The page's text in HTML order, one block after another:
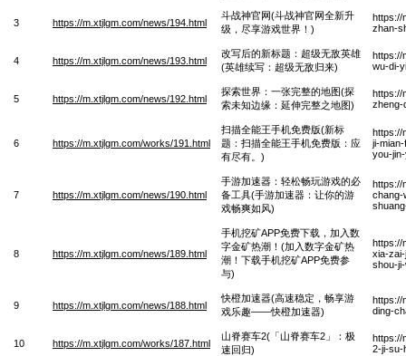
3 https://m.xtjlgm.com/news/194.html
斗战神官网(斗战神官网全新升
级，尽享游戏世界！)
https://
zhan-
4 https://m.xtjlgm.com/news/193.html
改写后的新标题：超级无敌英雄
(英雄续写：超级无敌归来)
https://
wu-di-
5 https://m.xtjlgm.com/news/192.html
探索世界：一张完整的地图(探
索未知边缘：延伸完整之地图)
https://
zheng-
6 https://m.xtjlgm.com/works/191.html
扫描全能王手机免费版(新标
题：扫描全能王手机免费版：应
有尽有。)
https://
ji-
you-
7 https://m.xtjlgm.com/news/190.html
手游加速器：轻松畅玩游戏的必
备工具(手游加速器：让你的游
戏畅爽如风)
https://
chang-
8 https://m.xtjlgm.com/news/189.html
手机挖矿APP免费下载，加入数
字金矿热潮！(加入数字金矿热
潮！下载手机挖矿APP免费参
与)
https://
xia-
shou-
9 https://m.xtjlgm.com/news/188.html
快橙加速器(高速稳定，畅享游
戏乐趣——快橙加速器)
https://
ding-
10 https://m.xtjlgm.com/works/187.html
山脊赛车2(「山脊赛车2」：极
速回归)
https://
2-ji-su-